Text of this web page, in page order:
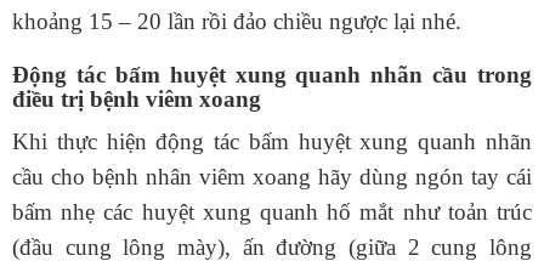
khoảng 15 – 20 lần rồi đảo chiều ngược lại nhé.
Động tác bấm huyệt xung quanh nhãn cầu trong
điều trị bệnh viêm xoang
Khi thực hiện động tác bấm huyệt xung quanh nhãn
cầu cho bệnh nhân viêm xoang hãy dùng ngón tay cái
bấm nhẹ các huyệt xung quanh hố mắt như toản trúc
(đầu cung lông mày), ấn đường (giữa 2 cung lông